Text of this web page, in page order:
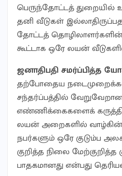
பெருந்தோட்டத்
தனி வீடுகள்
தோட்டத் தொழிலாளர்களின்
கூட்டாக ஒரே லயன்
ஜனாதிபதி சமர்ப்பித்த
தற்போதைய
சந்தர்ப்பத்தில் வேறுவேறான
எண்ணிக்கைகளைக்
லயன் அறைகளில்
நபர்களும் ஒரே குடும்ப
குறித்த நிலை மேற்குறித்த
பாதகமானது என்பது